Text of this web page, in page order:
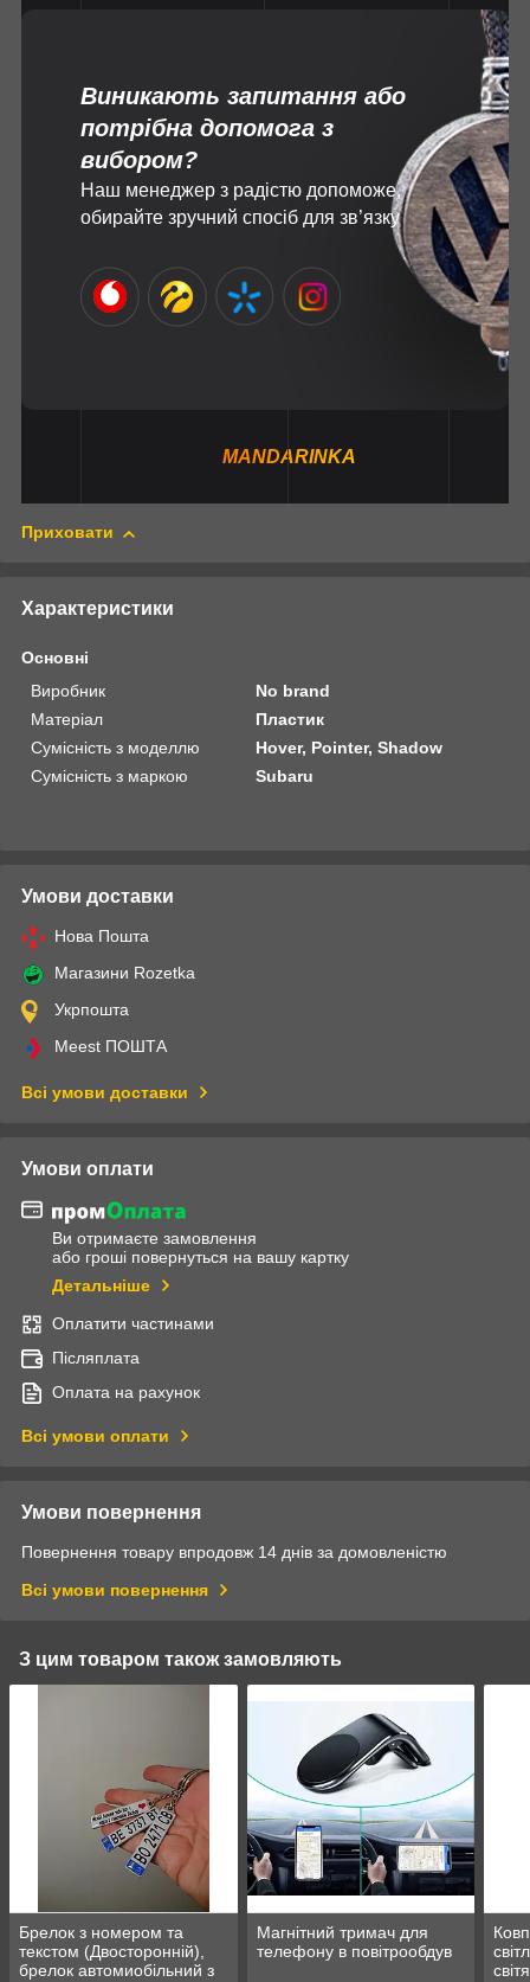
Виникають запитання або
потрібна допомога з
вибором?
Наш менеджер з радістю допоможе,
обирайте зручний спосіб для зв’язку
MANDARINKA
Приховати
Характеристики
Основні
Виробник
No brand
Матеріал
Пластик
Сумісність з моделлю
Hover, Pointer, Shadow
Сумісність з маркою
Subaru
Умови доставки
Нова Пошта
Магазини Rozetka
Укрпошта
Meest ПОШТА
Всі умови доставки
Умови оплати
Ви отримаєте замовлення
або гроші повернуться на вашу картку
Детальніше
Оплатити частинами
Післяплата
Оплата на рахунок
Всі умови оплати
Умови повернення
Повернення товару впродовж 14 днів за домовленістю
Всі умови повернення
З цим товаром також замовляють
Брелок з номером та
текстом (Двосторонній),
брелок автомиобільний з
Магнітний тримач для
телефону в повітрообдув